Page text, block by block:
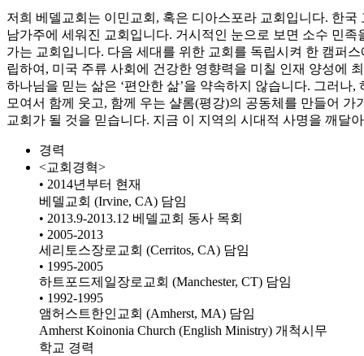
저희 베델교회는 이민교회, 혹은 디아스포라 교회입니다. 한
남가주에 세워진 교회입니다. 거시적인 눈으로 보면 소수 민
가는 교회입니다. 다음 세대를 위한 교회를 독립시켜 한 캠퍼
립하여, 미국 주류 사회에 건강한 영향력을 미칠 인재 양성에
하나님을 믿는 삶은 ‘편안한 삶’을 약속하지 않습니다. 그러
모여서 함께 웃고, 함께 우는 샬롬(평강)의 공동체를 만들어
교회가 될 것을 믿습니다. 지금 이 지역의 시대적 사명을 깨달
경력
<교회경혁>
• 2014년부터 현재
베델교회 (Irvine, CA) 담임
• 2013.9-2013.12 베델교회 동사 목회
• 2005-2013
세리토스장로교회 (Cerritos, CA) 담임
• 1995-2005
하트포드제일장로교회 (Manchester, CT) 담임
• 1992-1995
앰허스트한인교회 (Amherst, MA) 담임
Amherst Koinonia Church (English Ministry) 개척시무
학교 경력